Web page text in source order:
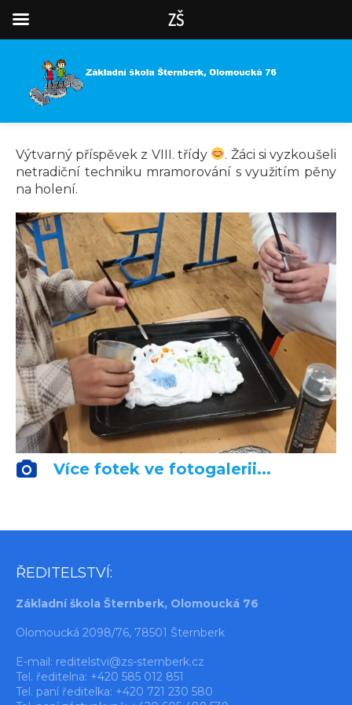
Výtvarný příspěvek z VIII. třídy
. Žáci si vyzkoušeli
netradiční techniku mramorování s využitím pěny
na holení.
Více fotek ve fotogalerii...
ŘEDITELSTVÍ:
Základní škola Šternberk, Olomoucká 76
Olomoucká 2098/76, 78501 Šternberk
E-mail: reditelstvi@zs-sternberk.cz
Tel. ředitelna: +420 585 012 851
Tel. paní ředitelka: +420 721 230 580
ZŠ